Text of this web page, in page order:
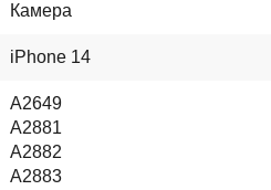
Камера
iPhone 14
A2649
A2881
A2882
A2883